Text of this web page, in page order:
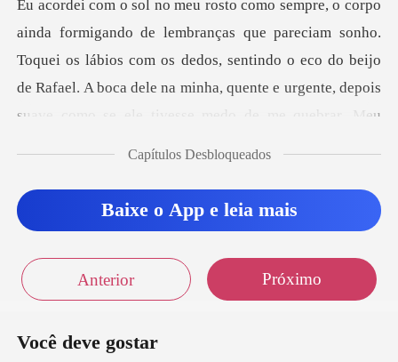
sonho.
Toquei os lábios com os dedos, sentindo o eco do beijo
de Rafael. A boca dele na minha, quen
Capítulos Desbloqueados
Baixe o App e leia mais
Anterior Próximo
Você deve gostar